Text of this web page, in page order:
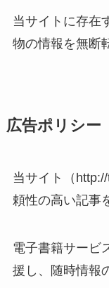
当サイトに存在
物の情報を無断
広告ポリシー
当サイト（
頼性の高い記事
電子書籍サービ
援し、随時情報